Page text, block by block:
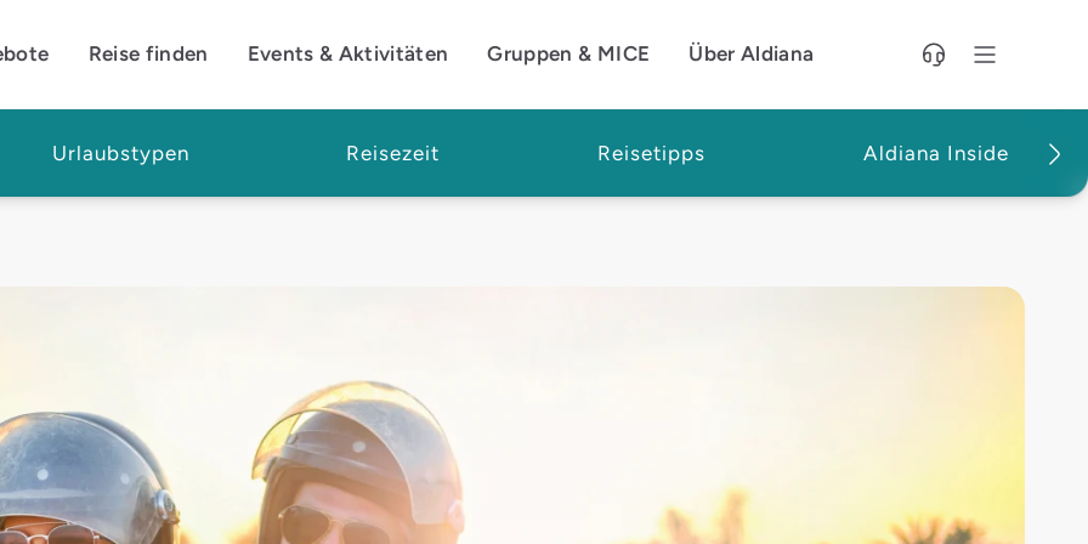
Reise finden Events & Aktivitäten Gruppen & MICE Über Aldiana
Urlaubstypen Reisezeit Reisetipps Aldiana Inside